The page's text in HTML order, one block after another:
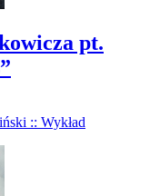
pt.
:: Wykład